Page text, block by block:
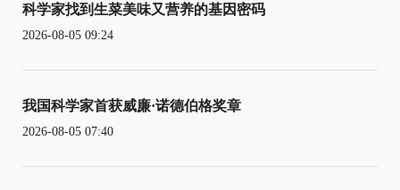
科学家找到生菜美味又营养的基因密码
2026-08-05 09:24
我国科学家首获威廉·诺德伯格奖章
2026-08-05 07:40